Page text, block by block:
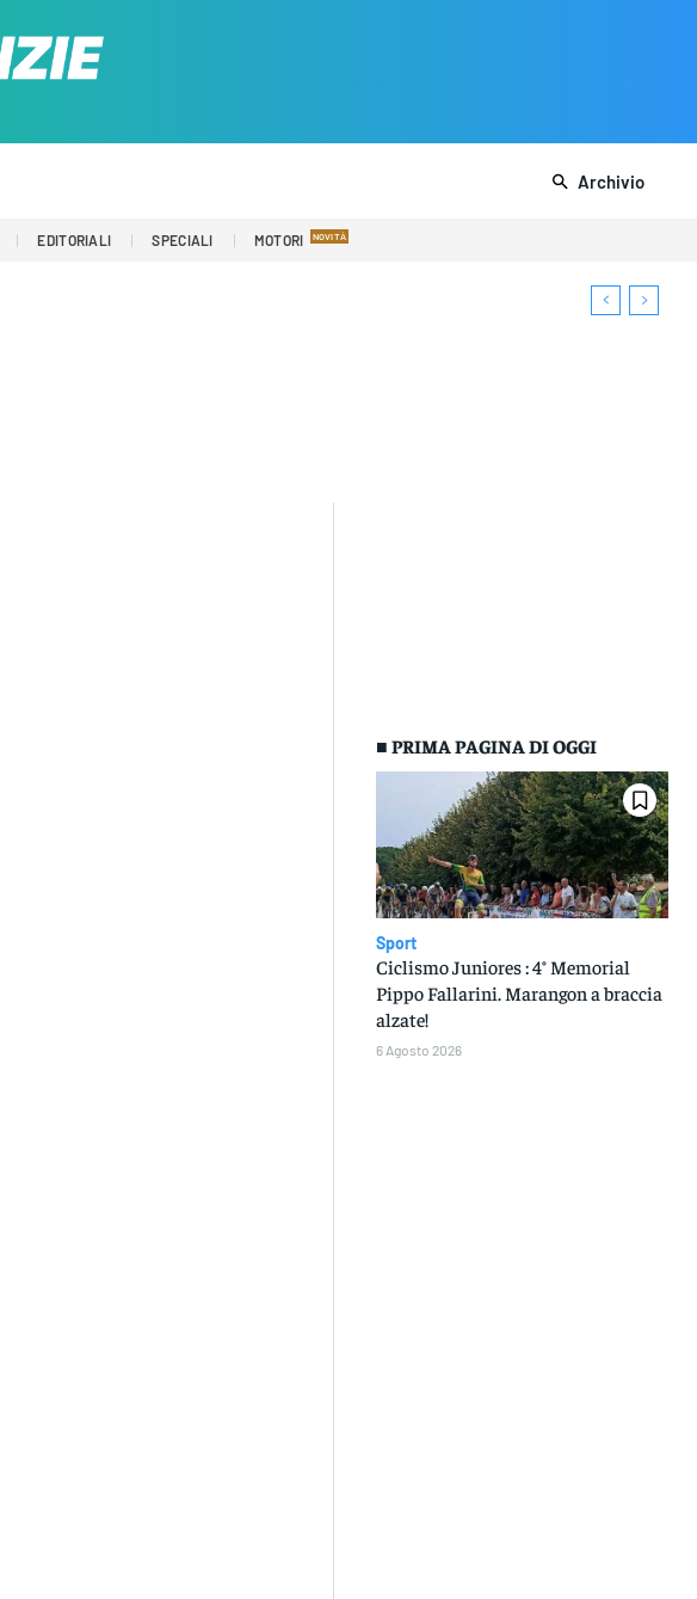
Archivio
EDITORIALI SPECIALI MOTORI
■ PRIMA PAGINA DI OGGI
Sport
Ciclismo Juniores : 4° Memorial
Pippo Fallarini. Marangon a braccia
alzate!
6 Agosto 2026